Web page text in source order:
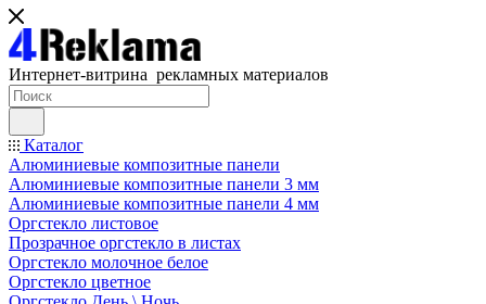
Интернет-витрина рекламных материалов
Каталог
Алюминиевые композитные панели
Алюминиевые композитные панели 3 мм
Алюминиевые композитные панели 4 мм
Оргстекло листовое
Прозрачное оргстекло в листах
Оргстекло молочное белое
Оргстекло цветное